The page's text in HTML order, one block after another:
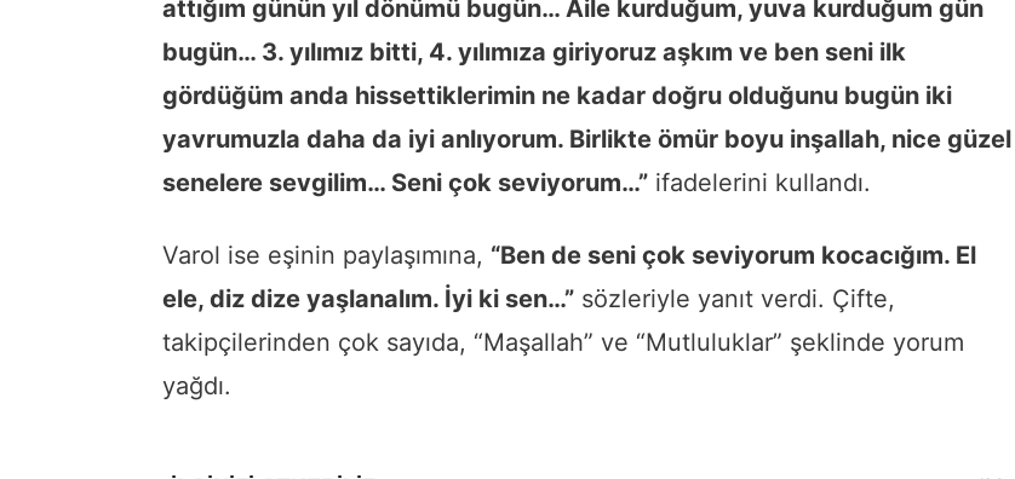
attığım günün yıl dönümü bugün… Aile kurduğum, yuva kurduğum gün
bugün… 3. yılımız bitti, 4. yılımıza giriyoruz aşkım ve ben seni ilk
gördüğüm anda hissettiklerimin ne kadar doğru olduğunu bugün iki
yavrumuzla daha da iyi anlıyorum. Birlikte ömür boyu inşallah, nice güzel
senelere sevgilim… Seni çok seviyorum…” ifadelerini kullandı.
Varol ise eşinin paylaşımına, “Ben de seni çok seviyorum kocacığım. El
ele, diz dize yaşlanalım. İyi ki sen…” sözleriyle yanıt verdi. Çifte,
takipçilerinden çok sayıda, “Maşallah” ve “Mutluluklar” şeklinde yorum
yağdı.